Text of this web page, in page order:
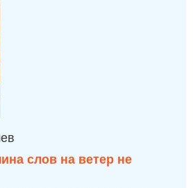
слов на ветер не